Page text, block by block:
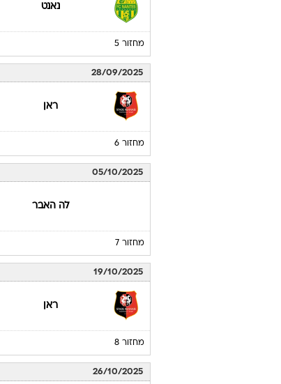
נאנט
מחזור 5
28/09/2025
ראן
מחזור 6
05/10/2025
לה האבר
מחזור 7
19/10/2025
ראן
מחזור 8
26/10/2025